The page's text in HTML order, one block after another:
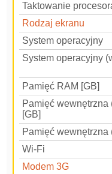
Taktowanie
Rodzaj ekranu
System operacyjny
System operacyjny
Pamięć RAM [GB]
Pamięć wewnętrzna
[GB]
Pamięć wewnętrzna
Wi-Fi
Modem 3G